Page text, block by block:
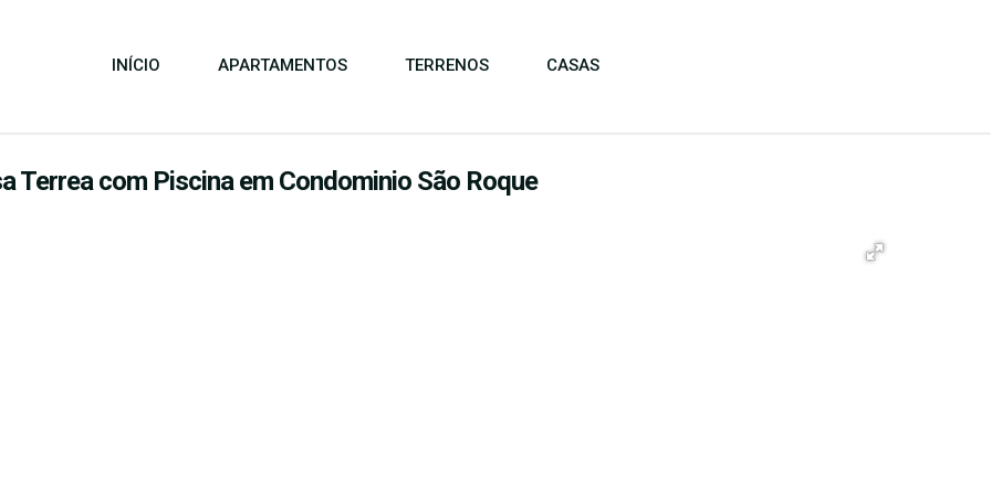
CASAS
TERRENOS
APARTAMENTOS
INÍCIO
Terrea com Piscina em Condominio São Roque